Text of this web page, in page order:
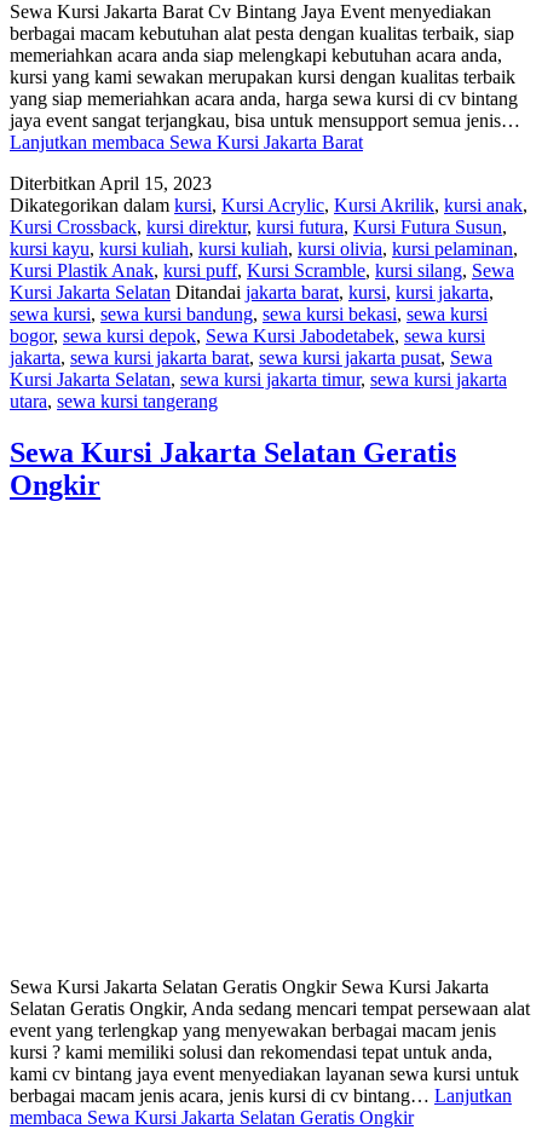
Sewa Kursi Jakarta Barat Cv Bintang Jaya Event menyediakan
berbagai macam kebutuhan alat pesta dengan kualitas terbaik, siap
memeriahkan acara anda siap melengkapi kebutuhan acara anda,
kursi yang kami sewakan merupakan kursi dengan kualitas terbaik
yang siap memeriahkan acara anda, harga sewa kursi di cv bintang
jaya event sangat terjangkau, bisa untuk mensupport semua jenis…
Lanjutkan membaca Sewa Kursi Jakarta Barat
DiterbitkanApril 15, 2023
Dikategorikan dalam kursi, Kursi Acrylic, Kursi Akrilik, kursi anak,
Kursi Crossback, kursi direktur, kursi futura, Kursi Futura Susun,
kursi kayu, kursi kuliah, kursi kuliah, kursi olivia, kursi pelaminan,
Kursi Plastik Anak, kursi puff, Kursi Scramble, kursi silang, Sewa
Kursi Jakarta Selatan Ditandai jakarta barat, kursi, kursi jakarta,
sewa kursi, sewa kursi bandung, sewa kursi bekasi, sewa kursi
bogor, sewa kursi depok, Sewa Kursi Jabodetabek, sewa kursi
jakarta, sewa kursi jakarta barat, sewa kursi jakarta pusat, Sewa
Kursi Jakarta Selatan, sewa kursi jakarta timur, sewa kursi jakarta
utara, sewa kursi tangerang
Sewa Kursi Jakarta Selatan Geratis
Ongkir
Sewa Kursi Jakarta Selatan Geratis Ongkir Sewa Kursi Jakarta
Selatan Geratis Ongkir, Anda sedang mencari tempat persewaan alat
event yang terlengkap yang menyewakan berbagai macam jenis
kursi ? kami memiliki solusi dan rekomendasi tepat untuk anda,
kami cv bintang jaya event menyediakan layanan sewa kursi untuk
berbagai macam jenis acara, jenis kursi di cv bintang… Lanjutkan
membaca Sewa Kursi Jakarta Selatan Geratis Ongkir